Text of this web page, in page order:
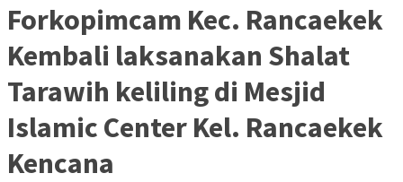
Forkopimcam Kec. Rancaekek
Kembali laksanakan Shalat
Tarawih keliling di Mesjid
Islamic Center Kel. Rancaekek
Kencana